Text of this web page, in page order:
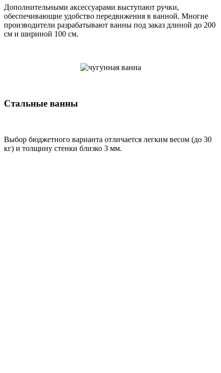
Дополнительными аксессуарами выступают ручки,
обеспечивающие удобство передвижения в ванной. Многие
производители разрабатывают ванны под заказ длиной до 200
см и шириной 100 см.
Стальные ванны
Выбор бюджетного варианта отличается легким весом (до 30
кг) и толщину стенки близко 3 мм.